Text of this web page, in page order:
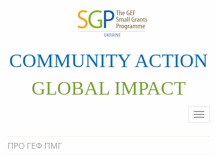
COMMUNITY ACTION
GLOBAL IMPACT
ПРО ГЕФ ПМГ